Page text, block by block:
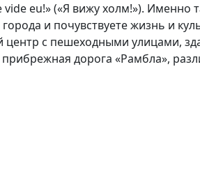
eu!» («Я вижу холм!»). Именно
и почувствуете жизнь и
центр с пешеходными улицами,
дорога «Рамбла»,